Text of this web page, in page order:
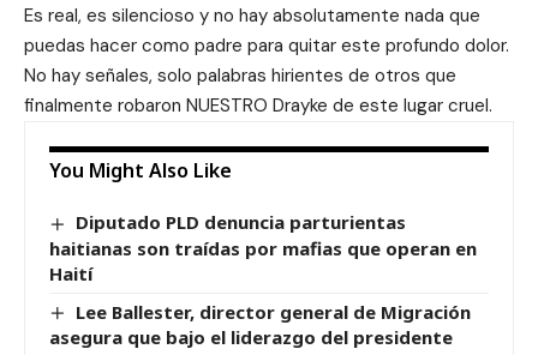
Es real, es silencioso y no hay absolutamente nada que
puedas hacer como padre para quitar este profundo dolor.
No hay señales, solo palabras hirientes de otros que
finalmente robaron NUESTRO Drayke de este lugar cruel.
You Might Also Like
Diputado PLD denuncia parturientas
haitianas son traídas por mafias que operan en
Haití
Lee Ballester, director general de Migración
asegura que bajo el liderazgo del presidente